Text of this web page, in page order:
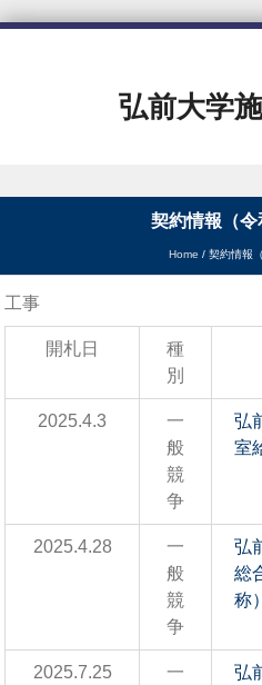
弘前大学
契約情報（令
Home / 契約情報
工事
開札日
種
別
2025.4.3
一
般
競
争
弘
室
2025.4.28
一
般
競
争
弘
総
称
2025.7.25
一
弘